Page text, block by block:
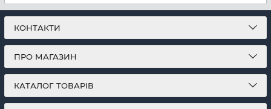
КОНТАКТИ
ПРО МАГАЗИН
КАТАЛОГ ТОВАРІВ